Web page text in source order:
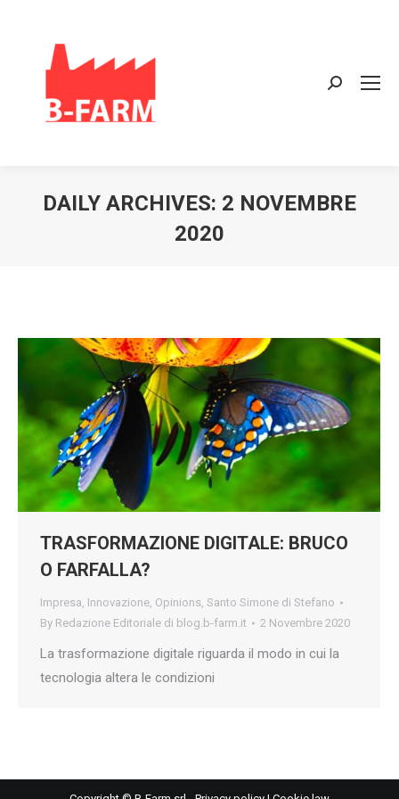
Search:
DAILY ARCHIVES: 2 NOVEMBRE
2020
TRASFORMAZIONE DIGITALE: BRUCO
O FARFALLA?
Impresa, Innovazione, Opinions, Santo Simone di Stefano
By Redazione Editoriale di blog.b-farm.it 2 Novembre 2020
La trasformazione digitale riguarda il modo in cui la
tecnologia altera le condizioni